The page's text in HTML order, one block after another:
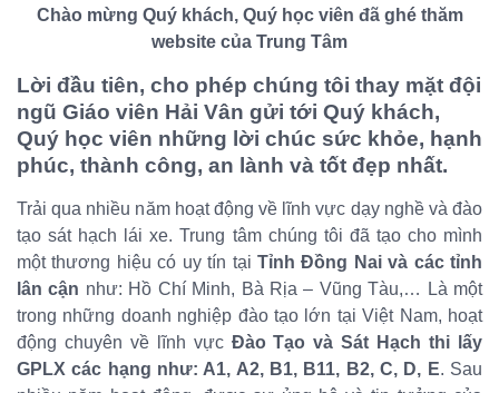
Chào mừng Quý khách, Quý học viên đã ghé thăm
website của Trung Tâm
Lời đầu tiên, cho phép chúng tôi thay mặt đội
ngũ Giáo viên Hải Vân gửi tới Quý khách,
Quý học viên những lời chúc sức khỏe, hạnh
phúc, thành công, an lành và tốt đẹp nhất.
Trải qua nhiều năm hoạt động về lĩnh vực dạy nghề và đào
tạo sát hạch lái xe. Trung tâm chúng tôi đã tạo cho mình
một thương hiệu có uy tín tại Tỉnh Đồng Nai và các tỉnh
lân cận như: Hồ Chí Minh, Bà Rịa – Vũng Tàu,… Là một
trong những doanh nghiệp đào tạo lớn tại Việt Nam, hoạt
động chuyên về lĩnh vựcĐào Tạo và Sát Hạch thi lấy
GPLX các hạng như: A1, A2, B1, B11, B2, C, D, E. Sau